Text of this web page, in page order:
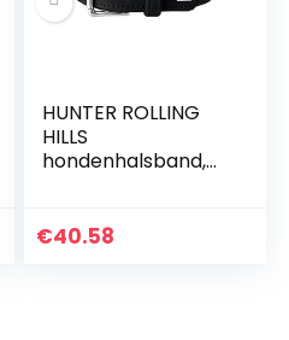
Bohemia Daisy
HUNTER ROLLING
HILLS
hondenhalsband,
fluweelachtig, 60
€40.58